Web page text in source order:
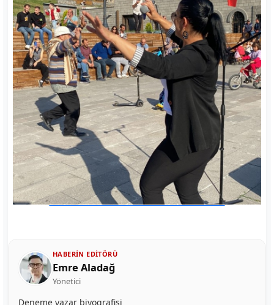
HABERIN EDITÖRÜ
Emre Aladağ
Yönetici
Deneme yazar biyografisi